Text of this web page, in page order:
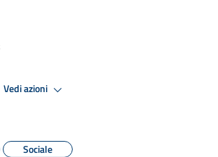
Vedi azioni
Sociale